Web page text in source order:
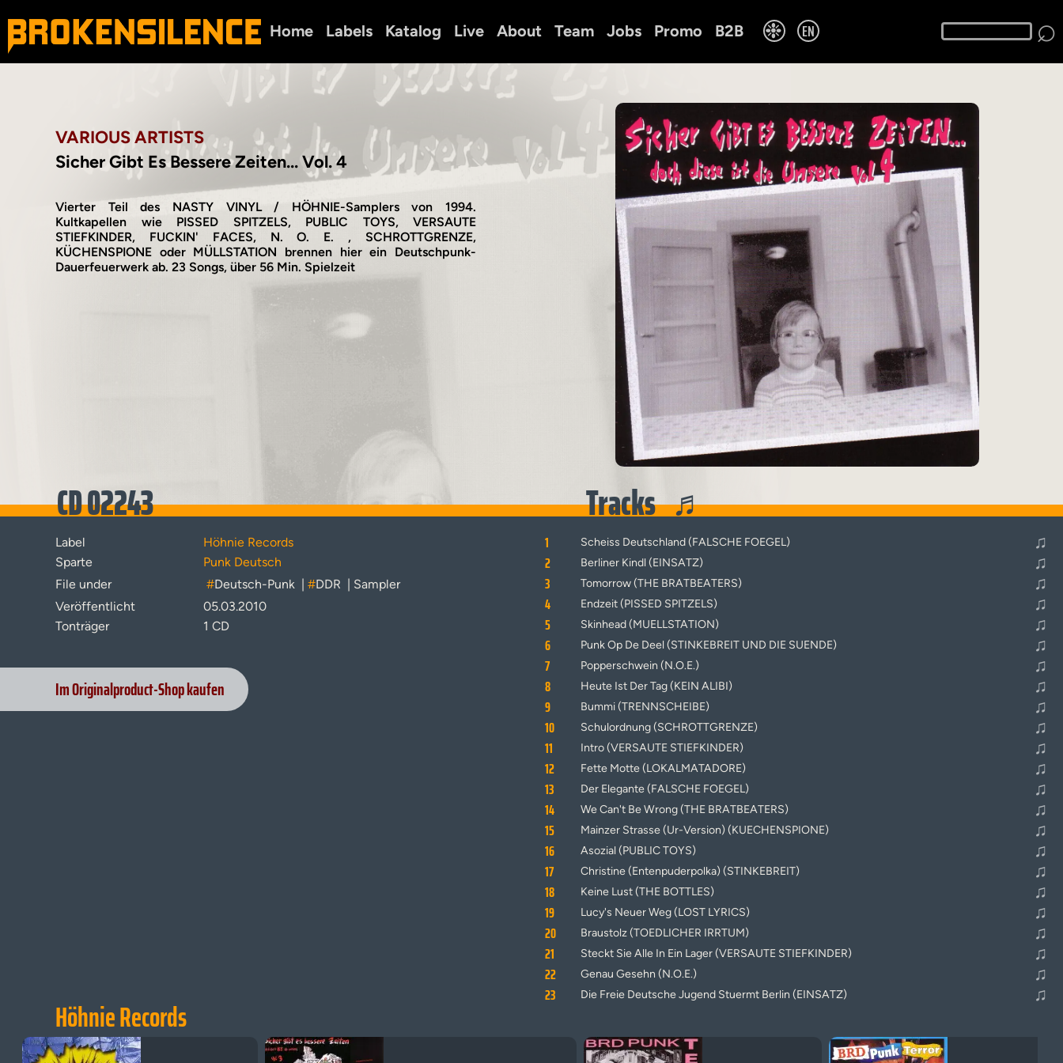
Home Labels Katalog Live About Team Jobs Promo B2B ❉ EN ⌕
VARIOUS ARTISTS
Sicher Gibt Es Bessere Zeiten... Vol. 4
Vierter Teil des NASTY VINYL / HÖHNIE-Samplers von 1994.
Kultkapellen wie PISSED SPITZELS, PUBLIC TOYS, VERSAUTE
STIEFKINDER, FUCKIN' FACES, N. O. E. , SCHROTTGRENZE,
KÜCHENSPIONE oder MÜLLSTATION brennen hier ein Deutschpunk-
Dauerfeuerwerk ab. 23 Songs, über 56 Min. Spielzeit
CD 02243 Tracks ♬Alle Tracks abspielen
Label
Höhnie Records
Sparte
Punk Deutsch
File under
#Deutsch-Punk | #DDR | Sampler
Veröffentlicht
05.03.2010
Tonträger
1 CD
Im Originalproduct-Shop kaufen
1 Scheiss Deutschland (FALSCHE FOEGEL)
♫
2
Berliner Kindl (EINSATZ)
♫
3
Tomorrow (THE BRATBEATERS)
♫
4
Endzeit (PISSED SPITZELS)
♫
5
Skinhead (MUELLSTATION)
♫
6
Punk Op De Deel (STINKEBREIT UND DIE SUENDE)
♫
7
Popperschwein (N.O.E.)
♫
8
Heute Ist Der Tag (KEIN ALIBI)
♫
9
Bummi (TRENNSCHEIBE)
♫
10
Schulordnung (SCHROTTGRENZE)
♫
11
Intro (VERSAUTE STIEFKINDER)
♫
12
Fette Motte (LOKALMATADORE)
♫
13
Der Elegante (FALSCHE FOEGEL)
♫
14
We Can't Be Wrong (THE BRATBEATERS)
♫
15
Mainzer Strasse (Ur-Version) (KUECHENSPIONE)
♫
16
Asozial (PUBLIC TOYS)
♫
17
Christine (Entenpuderpolka) (STINKEBREIT)
♫
18
Keine Lust (THE BOTTLES)
♫
19
Lucy's Neuer Weg (LOST LYRICS)
♫
20
Braustolz (TOEDLICHER IRRTUM)
♫
21
Steckt Sie Alle In Ein Lager (VERSAUTE STIEFKINDER)
♫
22
Genau Gesehn (N.O.E.)
♫
23
Die Freie Deutsche Jugend Stuermt Berlin (EINSATZ) ♫
Höhnie Records